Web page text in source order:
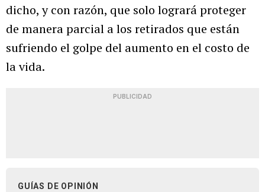
dicho, y con razón, que solo logrará proteger
de manera parcial a los retirados que están
sufriendo el golpe del aumento en el costo de
la vida.
PUBLICIDAD
GUÍAS DE OPINIÓN